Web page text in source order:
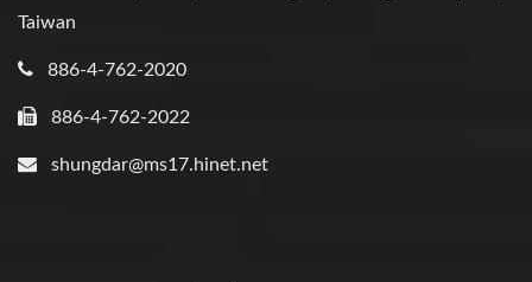
Taiwan
886-4-762-2020
886-4-762-2022
shungdar@ms17.hinet.net